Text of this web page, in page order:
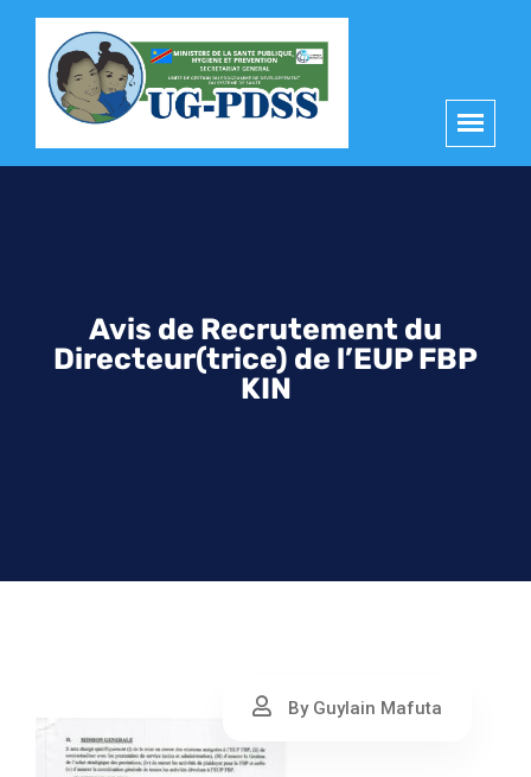
Avis de Recrutement du
Directeur(trice) de l’EUP FBP
KIN
By Guylain Mafuta